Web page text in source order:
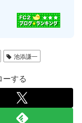
池添謙一
する